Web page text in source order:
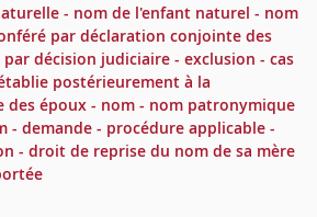
- nom de l'enfant naturel - nom
par déclaration conjointe des
décision judiciaire - exclusion - cas
postérieurement à la
époux - nom - nom patronymique
- demande - procédure applicable -
- droit de reprise du nom de sa mère